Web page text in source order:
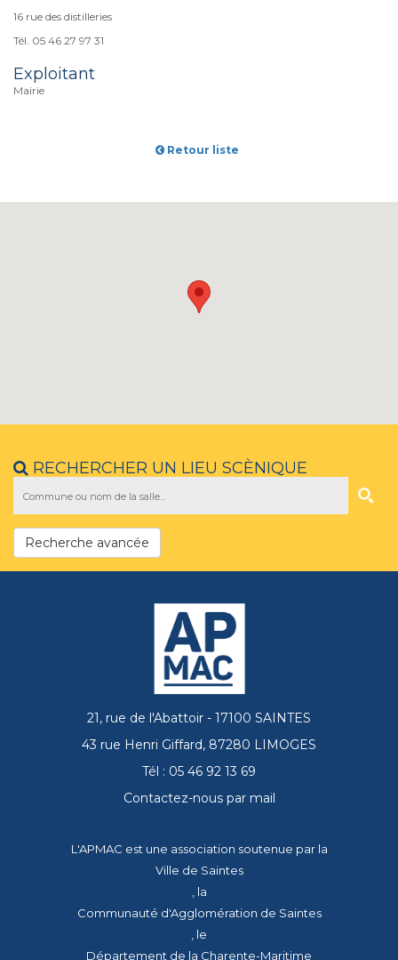
16 rue des distilleries
Tél. 05 46 27 97 31
Exploitant
Mairie
Retour liste
RECHERCHER UN LIEU SCÈNIQUE
Recherche avancée
21, rue de l'Abattoir - 17100 SAINTES
43 rue Henri Giffard, 87280 LIMOGES
Tél : 05 46 92 13 69
Contactez-nous par mail
L'APMAC est une association soutenue par la
Ville de Saintes
, la
Communauté d'Agglomération de Saintes
, le
Département de la Charente-Maritime